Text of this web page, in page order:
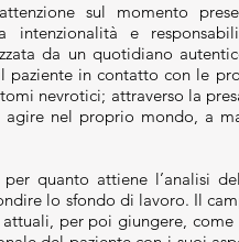
sul momento
intenzionalità e
da un quotidiano
in contatto con le
nevrotici; attraverso la
nel proprio mondo, a
quanto attiene l’analisi
lo sfondo di lavoro. Il
per poi giungere, come